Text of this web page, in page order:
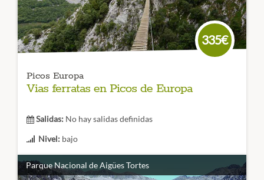
CÓDIGO VIAJE: 013TES
335€
Picos Europa
Vias ferratas en Picos de Europa
Salidas: No hay salidas definidas
Nivel: bajo
Duración:
Parque Nacional de Aigües Tortes